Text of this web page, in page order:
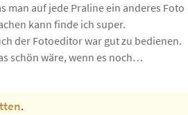
man auf jede Praline ein anderes Foto
kann finde ich super.
der Fotoeditor war gut zu bedienen.
schön wäre, wenn es noch…
.